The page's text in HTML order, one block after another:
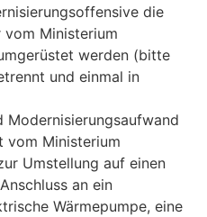
die
vom Ministerium
werden (bitte
und einmal in
Modernisierungsaufwand
vom Ministerium
Umstellung auf einen
an ein
Wärmepumpe, eine